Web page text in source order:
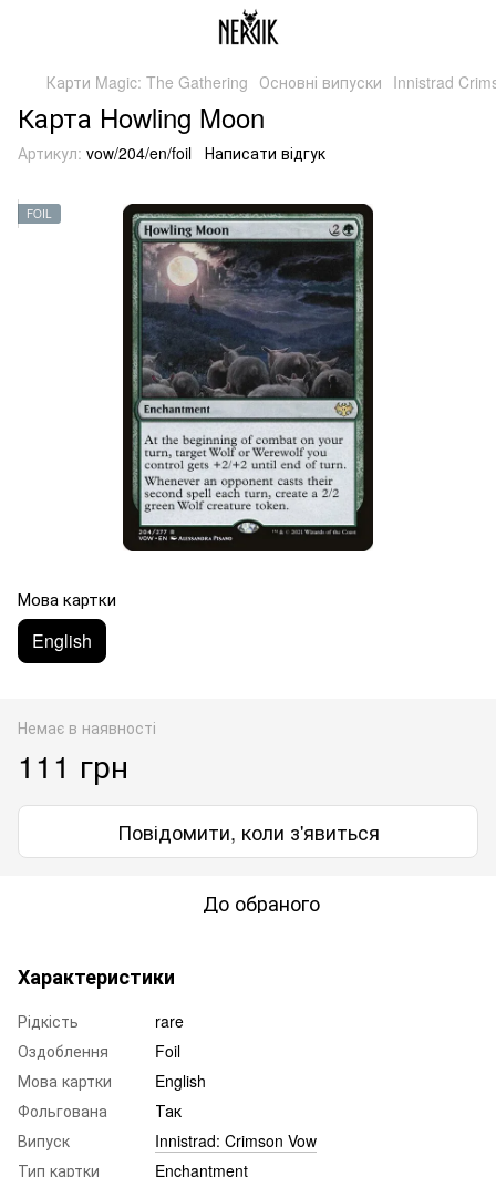
Карти Magic: The Gathering Основні випуски Innistrad
Карта Howling Moon
Артикул: vow/204/en/foil Написати відгук
FOIL
Мова картки
English
Немає в наявності
111 грн
Повідомити, коли з'явиться
До обраного
Характеристики
Рідкість
rare
Оздоблення
Foil
Мова картки
English
Фольгована
Так
Випуск
Innistrad: Crimson Vow
Тип картки
Enchantment